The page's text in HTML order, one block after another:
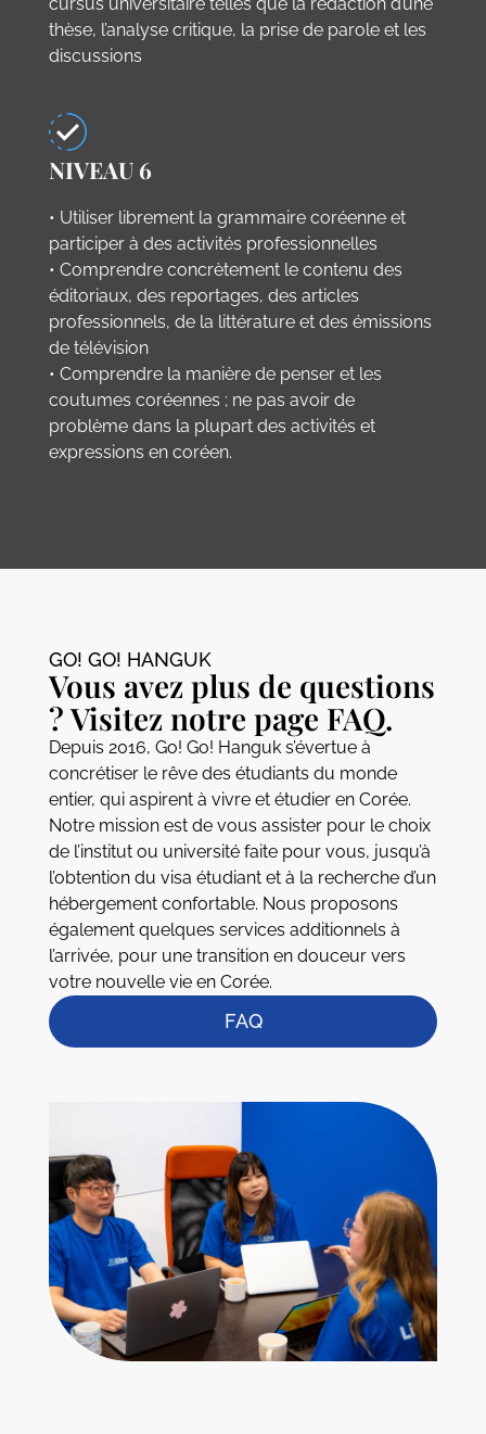
thèse, l’analyse critique, la prise de parole et les
discussions
NIVEAU 6
• Utiliser librement la grammaire coréenne et
participer à des activités professionnelles
• Comprendre concrètement le contenu des
éditoriaux, des reportages, des articles
professionnels, de la littérature et des émissions
de télévision
• Comprendre la manière de penser et les
coutumes coréennes ; ne pas avoir de
problème dans la plupart des activités et
expressions en coréen.
GO! GO! HANGUK​
Vous avez plus de questions
? Visitez notre page FAQ.
Depuis 2016, Go! Go! Hanguk s’évertue à
concrétiser le rêve des étudiants du monde
entier, qui aspirent à vivre et étudier en Corée.
Notre mission est de vous assister pour le choix
de l’institut ou université faite pour vous, jusqu’à
l’obtention du visa étudiant et à la recherche d’un
hébergement confortable. Nous proposons
également quelques services additionnels à
l’arrivée, pour une transition en douceur vers
votre nouvelle vie en Corée.
FAQ